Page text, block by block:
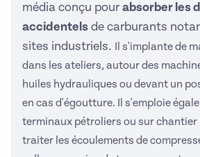
média conçu pourabsorber les
accidentels de carburants
sites industriels. Il s'implante de
dans les ateliers, autour des
huiles hydrauliques ou devant un
en cas d'égoutture. Il s'emploie
terminaux pétroliers ou sur chantier
traiter les écoulements de